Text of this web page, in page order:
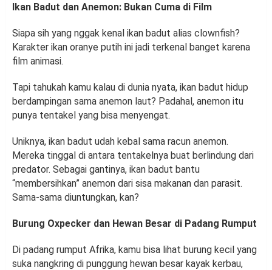
Ikan Badut dan Anemon: Bukan Cuma di Film
Siapa sih yang nggak kenal ikan badut alias clownfish?
Karakter ikan oranye putih ini jadi terkenal banget karena
film animasi.
Tapi tahukah kamu kalau di dunia nyata, ikan badut hidup
berdampingan sama anemon laut? Padahal, anemon itu
punya tentakel yang bisa menyengat.
Uniknya, ikan badut udah kebal sama racun anemon.
Mereka tinggal di antara tentakelnya buat berlindung dari
predator. Sebagai gantinya, ikan badut bantu
“membersihkan” anemon dari sisa makanan dan parasit.
Sama-sama diuntungkan, kan?
Burung Oxpecker dan Hewan Besar di Padang Rumput
Di padang rumput Afrika, kamu bisa lihat burung kecil yang
suka nangkring di punggung hewan besar kayak kerbau,